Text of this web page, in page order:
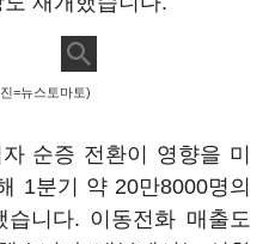
=뉴스토마토)
순증 전환이 영향을 미
1분기 약 20만8000명의
니다. 이동전화 매출도